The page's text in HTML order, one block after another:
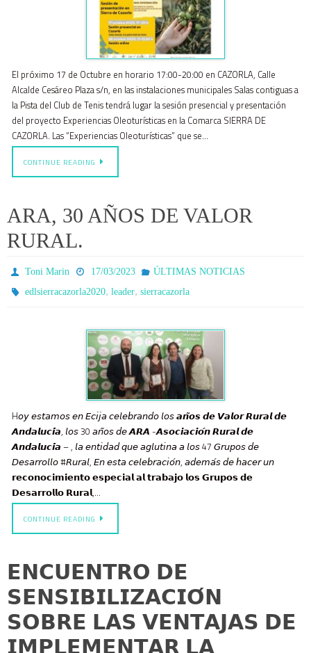
El próximo 17 de Octubre en horario 17:00-20:00 en CAZORLA, Calle
Alcalde Cesáreo Plaza s/n, en las instalaciones municipales Salas contiguas a
la Pista del Club de Tenis tendrá lugar la sesión presencial y presentación
del proyecto Experiencias Oleoturísticas en la Comarca SIERRA DE
CAZORLA. Las “Experiencias Oleoturísticas” que se…
CONTINUE READING
ARA, 30 AÑOS DE VALOR
RURAL.
Toni Marin 17/03/2023
ÚLTIMAS NOTICIAS
edlsierracazorla2020,leader,sierracazorla
H𝘰𝘺 𝘦𝘴𝘵𝘢𝘮𝘰𝘴 𝘦𝘯 𝘌𝘤𝘪𝘫𝘢 𝘤𝘦𝘭𝘦𝘣𝘳𝘢𝘯𝘥𝘰 𝘭𝘰𝘴 𝙖𝙣̃𝙤𝙨 𝙙𝙚 𝙑𝙖𝙡𝙤𝙧 𝙍𝙪𝙧𝙖𝙡 𝙙𝙚
𝘼𝙣𝙙𝙖𝙡𝙪𝙘𝙞́𝙖, 𝘭𝘰𝘴 30 𝘢𝘯̃𝘰𝘴 𝘥𝘦 𝘼𝙍𝘼 -𝘼𝙨𝙤𝙘𝙞𝙖𝙘𝙞𝙤́𝙣 𝙍𝙪𝙧𝙖𝙡 𝙙𝙚
𝘼𝙣𝙙𝙖𝙡𝙪𝙘𝙞́𝙖 – , 𝘭𝘢 𝘦𝘯𝘵𝘪𝘥𝘢𝘥 𝘲𝘶𝘦 𝘢𝘨𝘭𝘶𝘵𝘪𝘯𝘢 𝘢 𝘭𝘰𝘴 47 𝘎𝘳𝘶𝘱𝘰𝘴 𝘥𝘦
𝘋𝘦𝘴𝘢𝘳𝘳𝘰𝘭𝘭𝘰 #𝘙𝘶𝘳𝘢𝘭, 𝘌𝘯 𝘦𝘴𝘵𝘢 𝘤𝘦𝘭𝘦𝘣𝘳𝘢𝘤𝘪𝘰́𝘯, 𝘢𝘥𝘦𝘮𝘢́𝘴 𝘥𝘦 𝘩𝘢𝘤𝘦𝘳 𝘶𝘯
𝗿𝗲𝗰𝗼𝗻𝗼𝗰𝗶𝗺𝗶𝗲𝗻𝘁𝗼 𝗲𝘀𝗽𝗲𝗰𝗶𝗮𝗹 𝗮𝗹 𝘁𝗿𝗮𝗯𝗮𝗷𝗼 𝗹𝗼𝘀 𝗚𝗿𝘂𝗽𝗼𝘀 𝗱𝗲
𝗗𝗲𝘀𝗮𝗿𝗿𝗼𝗹𝗹𝗼 𝗥𝘂𝗿𝗮𝗹,…
CONTINUE READING
𝗘𝗡𝗖𝗨𝗘𝗡𝗧𝗥𝗢 𝗗𝗘
𝗦𝗘𝗡𝗦𝗜𝗕𝗜𝗟𝗜𝗭𝗔𝗖𝗜𝗢́𝗡
𝗦𝗢𝗕𝗥𝗘 𝗟𝗔𝗦 𝗩𝗘𝗡𝗧𝗔𝗝𝗔𝗦 𝗗𝗘
𝗜𝗠𝗣𝗟𝗘𝗠𝗘𝗡𝗧𝗔𝗥 𝗟𝗔